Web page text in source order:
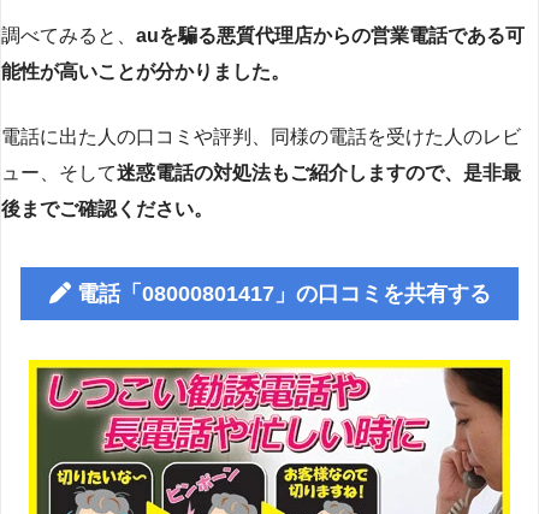
調べてみると、 auを騙る悪質代理店からの営業電話である可
能性が高いことが分かりました。
電話に出た人の口コミや評判、同様の電話を受けた人のレビ
ュー、そして迷惑電話の対処法もご紹介しますので、是非最
後までご確認ください。
電話「08000801417」の口コミを共有する